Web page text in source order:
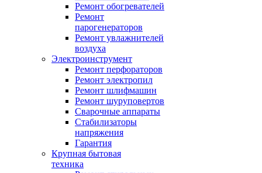
Ремонт обогревателей
Ремонт
парогенераторов
Ремонт увлажнителей
воздуха
Электроинструмент
Ремонт перфораторов
Ремонт электропил
Ремонт шлифмашин
Ремонт шуруповертов
Сварочные аппараты
Стабилизаторы
напряжения
Гарантия
Крупная бытовая
техника